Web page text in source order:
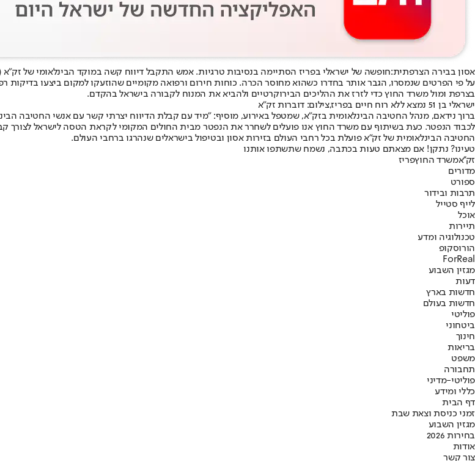
אסון בבירה הצרפתית:חופשה של ישראלי בפריז הסתיימה בנסיבות טרגיות. אמש התקבל דיווח קשה במוקד הבינלאומי של זק"א (1223) על גבר כבן 51, תושב מרכז הארץ, שנמצא כשהוא ללא רוח חיים בחדרו במלון
על פי הפרטים שנמסרו, הגבר אותר בחדרו כשהוא מחוסר הכרה. כוחות חירום ורפואה מקומיים שהוזעקו למקום ביצעו בדיקות
בצרפת ומול משרד החוץ כדי לזרז את ההליכים הבירוקרטיים ולהביא את המנוח לקבורה בישראל בהקדם.
ישראלי בן 51 נמצא ללא רוח חיים בפריז,צילום: דוברות זק״א
ברוך נידאם, מנהל החטיבה הבינלאומית בזק״א, שמטפל באירוע, מוסיף: "מיד עם קבלת הדיווח יצרתי קשר עם אנשי החטיבה
לכבוד הנפטר. כעת בשיתוף עם משרד החוץ אנו פועלים לשחרר את הנפטר מבית החולים המקומי לקראת הטסה לישראל לצורך
החטיבה הבינלאומית של זק״א פועלת בכל רחבי העולם בזירות אסון ובטיפול בישראלים שנהרגו ברחבי העולם.
טעינו? נתקן! אם מצאתם טעות בכתבה, נשמח שתשתפו אותנו
זק''אמשרד החוץפריז
מדורים
ספורט
תרבות ובידור
לייף סטייל
אוכל
תיירות
טכנולוגיה ומדע
הורוסקופ
ForReal
מגזין השבוע
דעות
חדשות בארץ
חדשות בעולם
פוליטי
ביטחוני
חינוך
בריאות
משפט
תחבורה
פוליטי-מדיני
כללי ומידע
דף הבית
זמני כניסת וצאת שבת
מגזין השבוע
בחירות 2026
אודות
צור קשר